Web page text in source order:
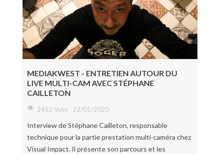
MEDIAKWEST - ENTRETIEN AUTOUR DU
LIVE MULTI-CAM AVEC STÉPHANE
CAILLETON
2452 Vues 22/01/2020
Interview de Stéphane Cailleton, responsable
technique pour la partie prestation multi-caméra chez
Visual Impact. Il présente son parcours et les